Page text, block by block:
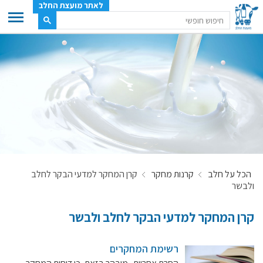
ענף החלב
מועצת החלב
משק החלב
תעשיית החלב
רשימת המחלבות
מחלקות המועצה, עיקרי עיסוקן
רשימת טלפונים – מועצת החלב
לאתר מועצת החלב
הכל על חלב קרנות מחקר
קרן המחקר למדעי הבקר לחלב
ולבשר
קרן המחקר למדעי הבקר לחלב ולבשר
רשימת המחקרים